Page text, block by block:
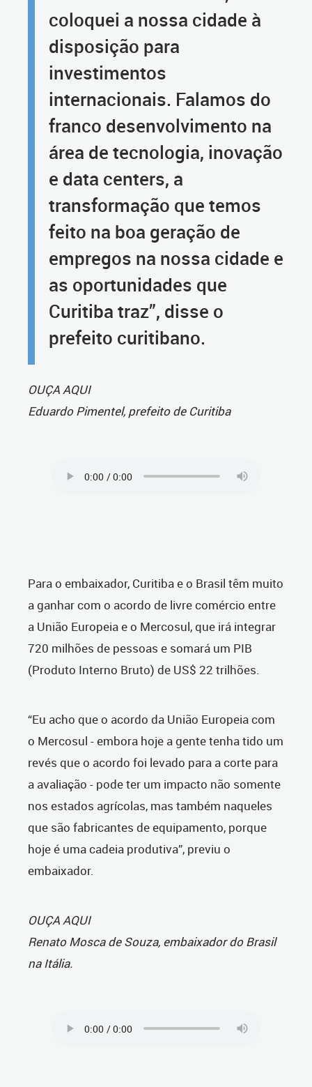
coloquei a nossa cidade à
disposição para
investimentos
internacionais. Falamos do
franco desenvolvimento na
área de tecnologia, inovação
e data centers, a
transformação que temos
feito na boa geração de
empregos na nossa cidade e
as oportunidades que
Curitiba traz”, disse o
prefeito curitibano.
OUÇA AQUI
Eduardo Pimentel, prefeito de Curitiba
Para o embaixador, Curitiba e o Brasil têm muito
a ganhar com o acordo de livre comércio entre
a União Europeia e o Mercosul, que irá integrar
720 milhões de pessoas e somará um PIB
(Produto Interno Bruto) de US$ 22 trilhões.
“Eu acho que o acordo da União Europeia com
o Mercosul - embora hoje a gente tenha tido um
revés que o acordo foi levado para a corte para
a avaliação - pode ter um impacto não somente
nos estados agrícolas, mas também naqueles
que são fabricantes de equipamento, porque
hoje é uma cadeia produtiva”, previu o
embaixador.
OUÇA AQUI
Renato Mosca de Souza, embaixador do Brasil
na Itália.